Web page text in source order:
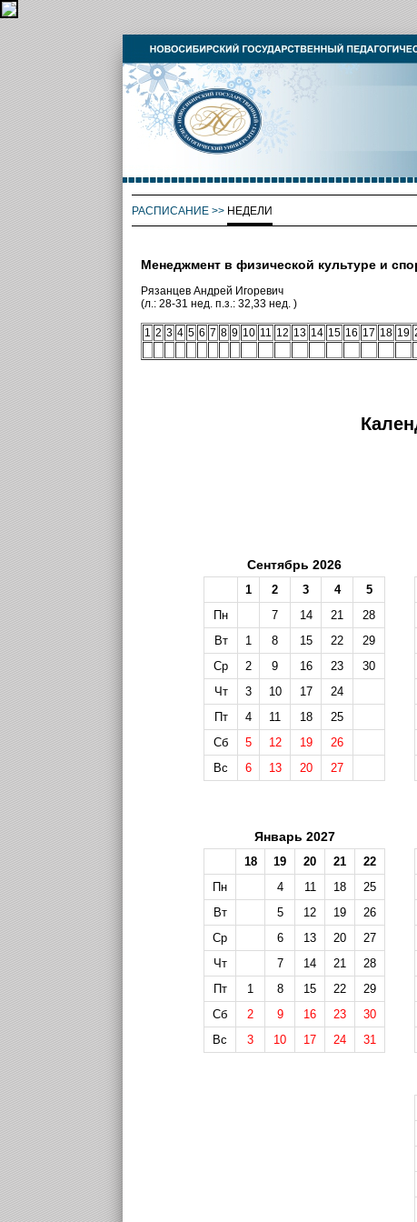
РАСПИСАНИЕ>> НЕДЕЛИ
Менеджмент в физической культуре и
Рязанцев Андрей Игоревич
(л.: 28-31 нед. п.з.: 32,33 нед. )
1 2 3 4 5 6 7 8 9 10 11 12 13 14 15 16 17 18 19
Сентябрь 2026
1 2 3 4
5
Пн
7 14 21
28
Вт
1 8 15 22
29
Ср
2 9 16 23
30
Чт
3 10 17
24
Пт
4 11 18
25
Сб
5 12 19
26
Вс
6 13 20 27
Январь 2027
18 19 20 21
22
Пн
4 11 18
25
Вт
5 12 19
26
Ср
6 13 20
27
Чт
7 14 21
28
Пт
1 8 15 22
29
Сб
2 9 16 23
30
Вс
3 10 17 24 31